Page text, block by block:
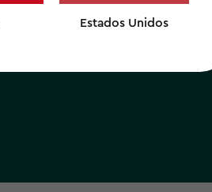
Estados Unidos